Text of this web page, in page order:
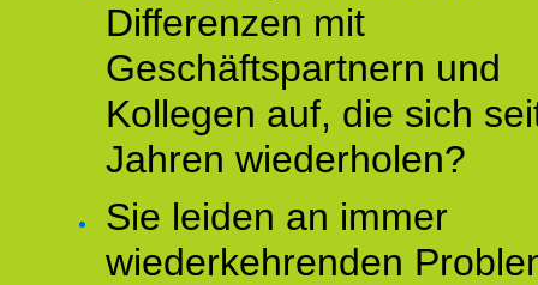
Differenzen mit
Geschäftspartnern und
Kollegen auf, die sich
Jahren wiederholen?
Sie leiden an immer
wiederkehrenden